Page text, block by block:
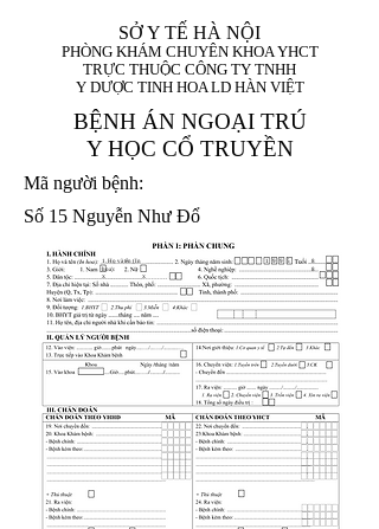
SỞ Y TẾ HÀ NỘI
PHÒNG KHÁM CHUYÊN KHOA YHCT
TRỰC THUỘC CÔNG TY TNHH
Y DƯỢC TINH HOA LD HÀN VIỆT
BỆNH ÁN NGOẠI TRÚ
Y HỌC CỔ TRUYỀN
Mã người bệnh:
Số 15 Nguyễn Như Đổ
1. Họ và tên (In
hoa):
1 9 9 5
8
8
X
X